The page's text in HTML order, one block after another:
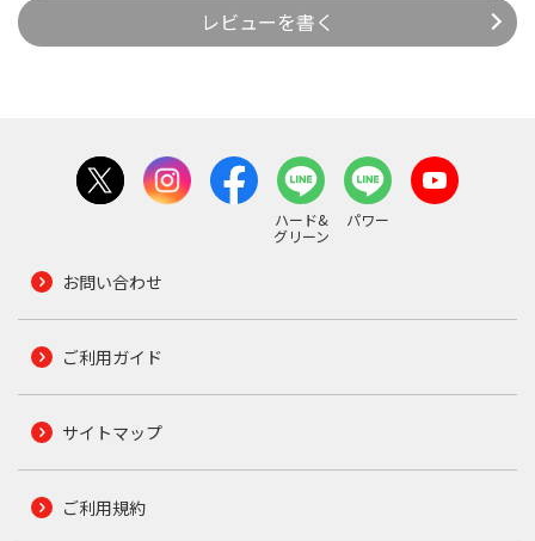
レビューを書く
ハード&
グリーン
パワー
お問い合わせ
ご利用ガイド
サイトマップ
ご利用規約